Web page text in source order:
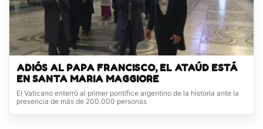
ADIÓS AL PAPA FRANCISCO, EL ATAÚD ESTÁ
EN SANTA MARIA MAGGIORE
El Vaticano enterró al primer pontífice argentino de la historia ante la
presencia de más de 200.000 personas